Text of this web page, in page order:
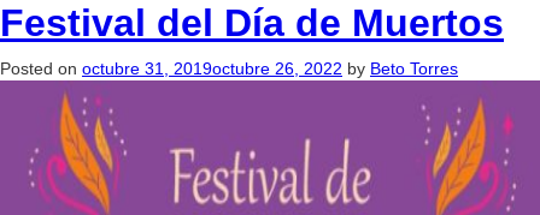
Festival del Día de Muertos
Posted on octubre 31, 2019octubre 26, 2022 by Beto Torres